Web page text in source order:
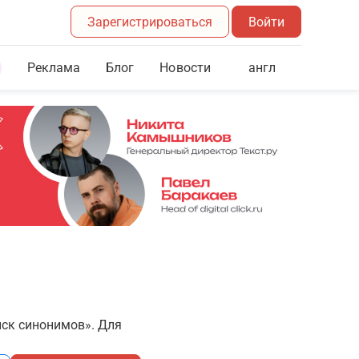
Зарегистрироваться Войти
Реклама Блог Новости англ
синонимов». Для